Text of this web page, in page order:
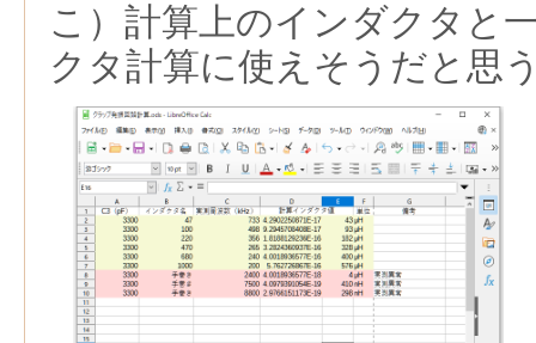
こ）計算上のインダクタと
クタ計算に使えそうだと思